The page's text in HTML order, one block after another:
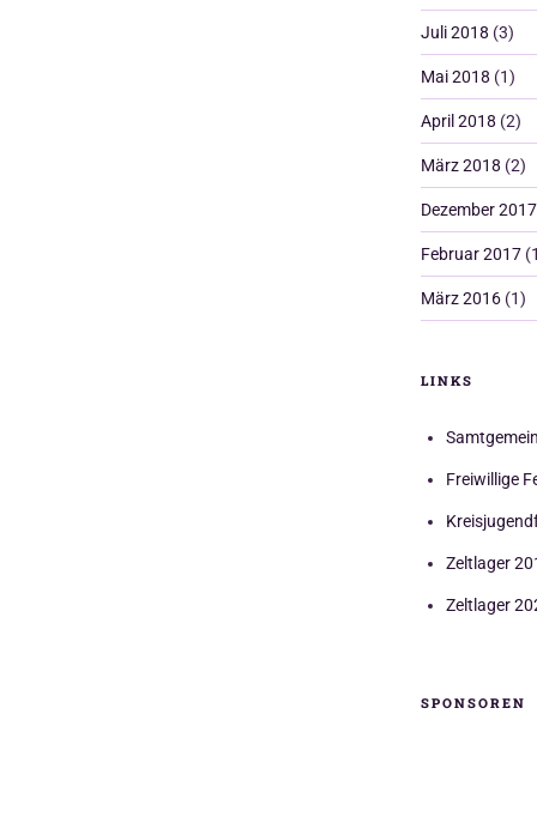
Juli 2018 (3)
Mai 2018 (1)
April 2018 (2)
März 2018 (2)
Dezember 2017
Februar 2017
März 2016(1)
LINKS
Freiwillige
Zeltlager
Zeltlager
SPONSOREN